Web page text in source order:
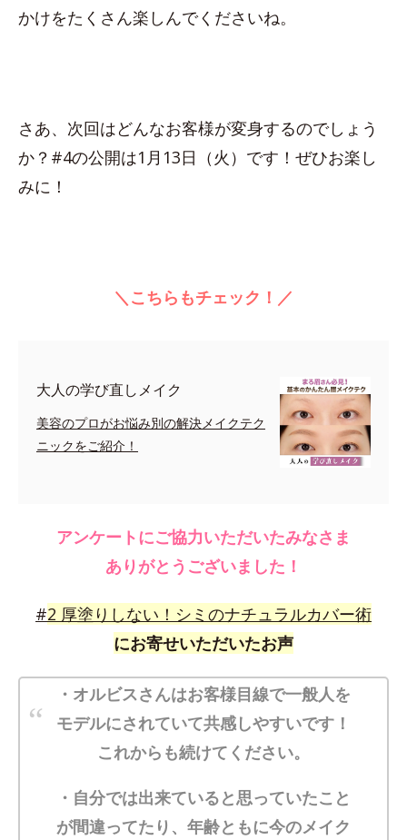
かけをたくさん楽しんでくださいね。
さあ、次回はどんなお客様が変身するのでしょう
か？#4の公開は1月13日（火）です！ぜひお楽し
みに！
＼こちらもチェック！／
大人の学び直しメイク
美容のプロがお悩み別の解決メイクテク
ニックをご紹介！
アンケートにご協力いただいたみなさま
ありがとうございました！
#2 厚塗りしない！シミのナチュラルカバー術
にお寄せいただいたお声
・オルビスさんはお客様目線で一般人を
モデルにされていて共感しやすいです！
これからも続けてください。
・自分では出来ていると思っていたこと
が間違ってたり、年齢ともに今のメイク